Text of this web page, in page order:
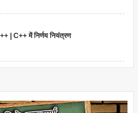
| C++ में निर्णय नियंत्रण